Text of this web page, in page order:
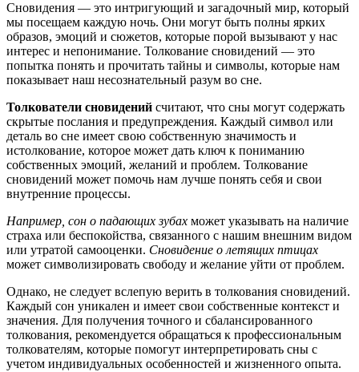
Сновидения — это интригующий и загадочный мир, который
мы посещаем каждую ночь. Они могут быть полны ярких
образов, эмоций и сюжетов, которые порой вызывают у нас
интерес и непонимание. Толкование сновидений — это
попытка понять и прочитать тайны и символы, которые нам
показывает наш несознательный разум во сне.
Толкователи сновидений считают, что сны могут содержать
скрытые послания и предупреждения. Каждый символ или
деталь во сне имеет свою собственную значимость и
истолкование, которое может дать ключ к пониманию
собственных эмоций, желаний и проблем. Толкование
сновидений может помочь нам лучше понять себя и свои
внутренние процессы.
Например, сон о падающих зубах может указывать на наличие
страха или беспокойства, связанного с нашим внешним видом
или утратой самооценки. Сновидение о летящих птицах
может символизировать свободу и желание уйти от проблем.
Однако, не следует вслепую верить в толкования сновидений.
Каждый сон уникален и имеет свои собственные контекст и
значения. Для получения точного и сбалансированного
толкования, рекомендуется обращаться к профессиональным
толкователям, которые помогут интерпретировать сны с
учетом индивидуальных особенностей и жизненного опыта.